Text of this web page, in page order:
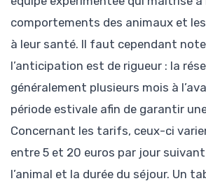
comportements des animaux et
à leur santé. Il faut cependant
l’anticipation est de rigueur : la
généralement plusieurs mois à
période estivale afin de garantir
Concernant les tarifs, ceux-ci
entre 5 et 20 euros par jour
l’animal et la durée du séjour. Un